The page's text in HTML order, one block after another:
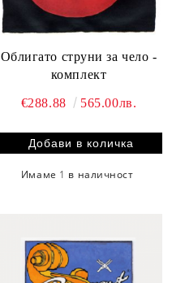
Облигато струни за чело -
комплект
€288.88 565.00лв.
Имаме 1 в наличност